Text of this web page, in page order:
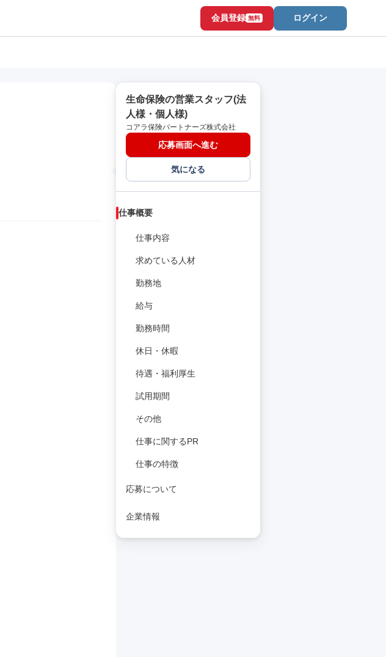
会員登録 無料 ログイン
生命保険の営業スタッフ(法
人様・個人様)
コアラ保険パートナーズ株式会社
応募画面へ進む
気になる
仕事概要
仕事内容
求めている人材
勤務地
給与
勤務時間
休日・休暇
待遇・福利厚生
試用期間
その他
仕事に関するPR
仕事の特徴
応募について
企業情報